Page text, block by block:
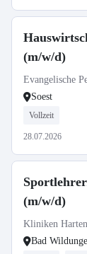
(m/w/d)
Evangelische
Soest
Vollzeit
28.07.2026
(m/w/d)
Kliniken
Bad